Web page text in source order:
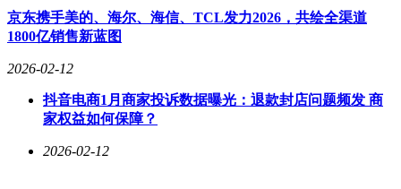
京东携手美的、海尔、海信、TCL发力2026，共绘全渠道
1800亿销售新蓝图
2026-02-12
抖音电商1月商家投诉数据曝光：退款封店问题频发 商
家权益如何保障？
2026-02-12